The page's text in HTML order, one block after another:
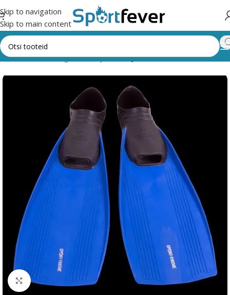
Skip to navigation
Skip to main content
Esileht Kõik kategooriad Ujumine Ujumislestad
Suurendamiseks klõpsake